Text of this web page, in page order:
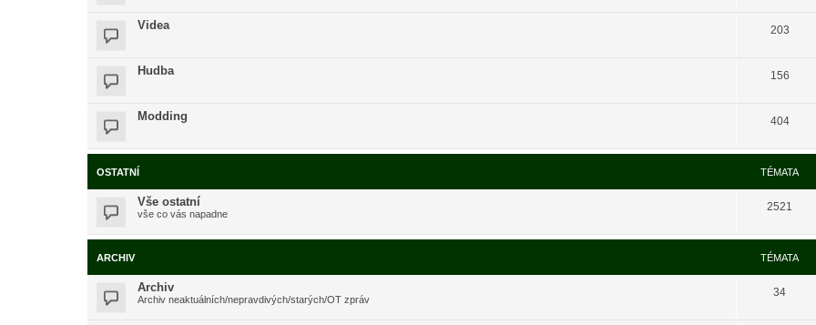
Videa 203
Hudba 156
Modding 404
OSTATNÍ TÉMATA
Vše ostatní
vše co vás napadne
2521
ARCHIV TÉMATA
Archiv
Archiv neaktuálních/nepravdivých/starých/OT zpráv
34